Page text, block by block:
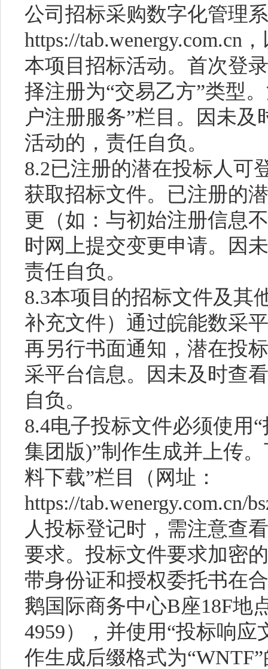
公司招标采购数字化管理
https://tab.wenergy.com.cn
本项目招标活动。 首次登
择注册为“交易乙方”类型
户注册服务”栏目。因未
活动的，责任自负。
8.2已注册的潜在投标人可
获取招标文件。已注册的
更（如：与初始注册信息
时网上提交变更申请。因
责任自负。
8.3本项目的招标文件及其
补充文件）通过皖能数采
再另行书面通知，潜在投
采平台信息。因未及时查
自负。
8.4电子投标文件必须使用
集团版)”制作生成并上传
料下载”栏目（网址：
https://tab.wenergy.com.cn/
人投标登记时，需注意查
要求。投标文件要求加密
带身份证和授权委托书在
鹅国际商务中心B座18F地
4959），并使用“投标响
作生成后缀格式为